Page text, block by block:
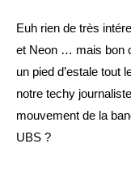
Euh rien de très
et Neon … mais bon
un pied d’estale tout
notre techy
mouvement de la
UBS ?